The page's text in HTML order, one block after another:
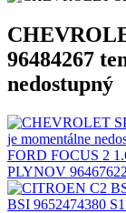
96484267
nedostupný
FORD FOCUS 2
PLYNOV
BSI 9652474380